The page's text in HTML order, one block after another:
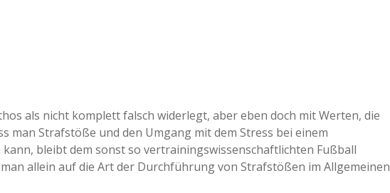
als nicht komplett falsch widerlegt, aber eben doch mit Werten, die
man Strafstöße und den Umgang mit dem Stress bei einem
bleibt dem sonst so vertrainingswissenschaftlichten Fußball
allein auf die Art der Durchführung von Strafstößen im Allgemeinen